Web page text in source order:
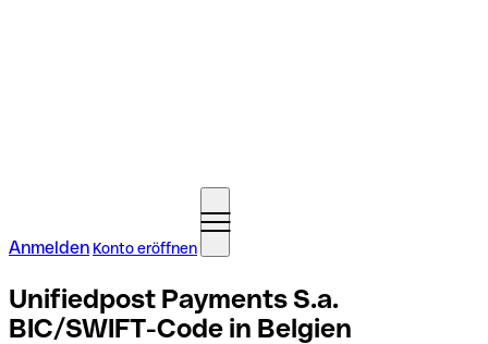
Anmelden Konto eröffnen
Unifiedpost Payments S.a.
BIC/SWIFT-Code in Belgien